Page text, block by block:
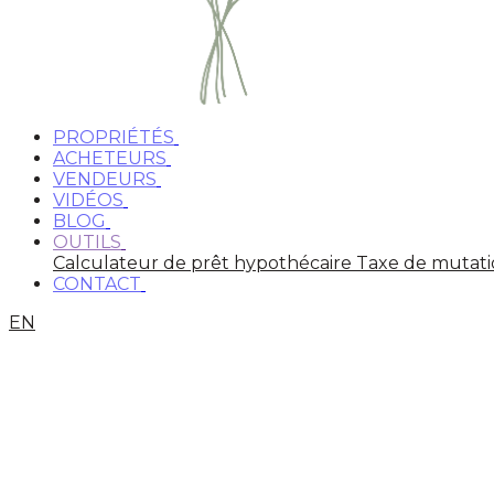
PROPRIÉTÉS
ACHETEURS
VENDEURS
VIDÉOS
BLOG
OUTILS
Calculateur de prêt hypothécaire Taxe de
CONTACT
EN